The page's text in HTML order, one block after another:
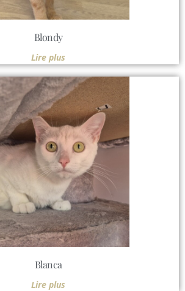
Blondy
Lire plus
Blanca
Lire plus